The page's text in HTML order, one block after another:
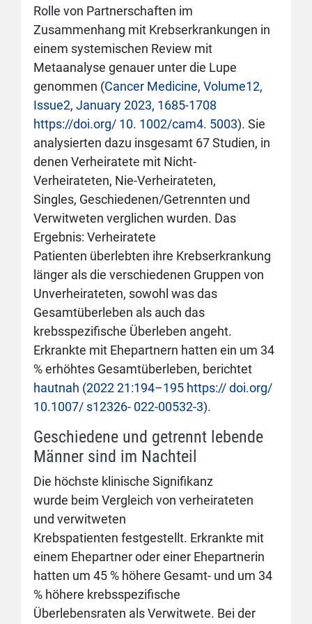
Rolle von Partnerschaften im
Zusammenhang mit Krebserkrankungen in
einem systemischen Review mit
Metaanalyse genauer unter die Lupe
genommen (Cancer Medicine, Volume12,
Issue2, January 2023, 1685-1708
https://doi.org/ 10. 1002/cam4. 5003). Sie
analysierten dazu insgesamt 67 Studien, in
denen Verheiratete mit Nicht-
Verheirateten, Nie-Verheirateten,
Singles, Geschiedenen/Getrennten und
Verwitweten verglichen wurden. Das
Ergebnis: Verheiratete
Patienten überlebten ihre Krebserkrankung
länger als die verschiedenen Gruppen von
Unverheirateten, sowohl was das
Gesamtüberleben als auch das
krebsspezifische Überleben angeht.
Erkrankte mit Ehepartnern hatten ein um 34
% erhöhtes Gesamtüberleben, berichtet
hautnah (2022 21:194–195 https:// doi.org/
10.1007/ s12326- 022-00532-3).
Geschiedene und getrennt lebende
Männer sind im Nachteil
Die höchste klinische Signifikanz
wurde beim Vergleich von verheirateten
und verwitweten
Krebspatienten festgestellt. Erkrankte mit
einem Ehepartner oder einer Ehepartnerin
hatten um 45 % höhere Gesamt- und um 34
% höhere krebsspezifische
Überlebensraten als Verwitwete. Bei der